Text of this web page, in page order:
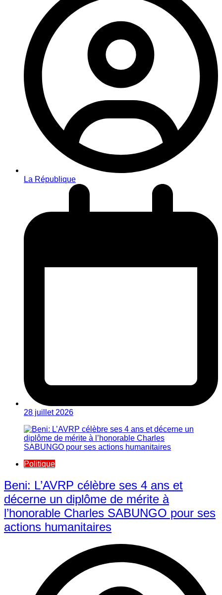
La République
28 juillet 2026
Politique
Beni: L’AVRP célèbre ses 4 ans et
décerne un diplôme de mérite à
l’honorable Charles SABUNGO pour ses
actions humanitaires